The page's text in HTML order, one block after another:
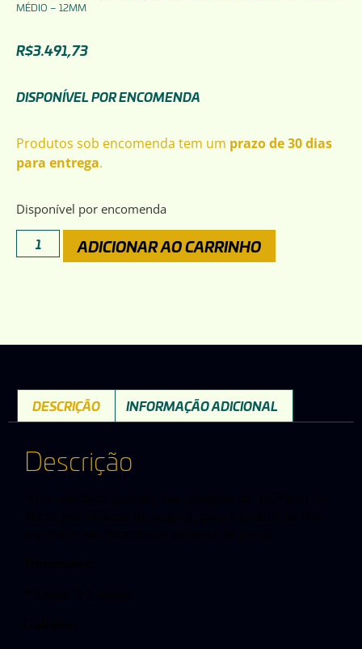
MÉDIO – 12MM
R$3.491,73
DISPONÍVEL POR ENCOMENDA
Produtos sob encomenda tem um prazo de 30 dias
para entrega.
Disponível por encomenda
ADICIONAR AO CARRINHO
DESCRIÇÃO INFORMAÇÃO ADICIONAL
Descrição